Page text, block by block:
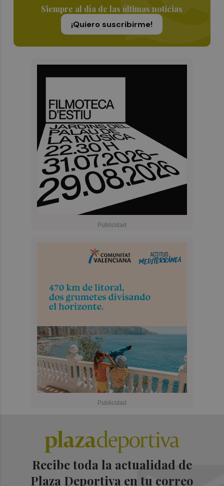
Siempre al día de las últimas noticias
¡Quiero suscribirme!
Recibe toda la actualidad de
Plaza Deportiva en tu correo